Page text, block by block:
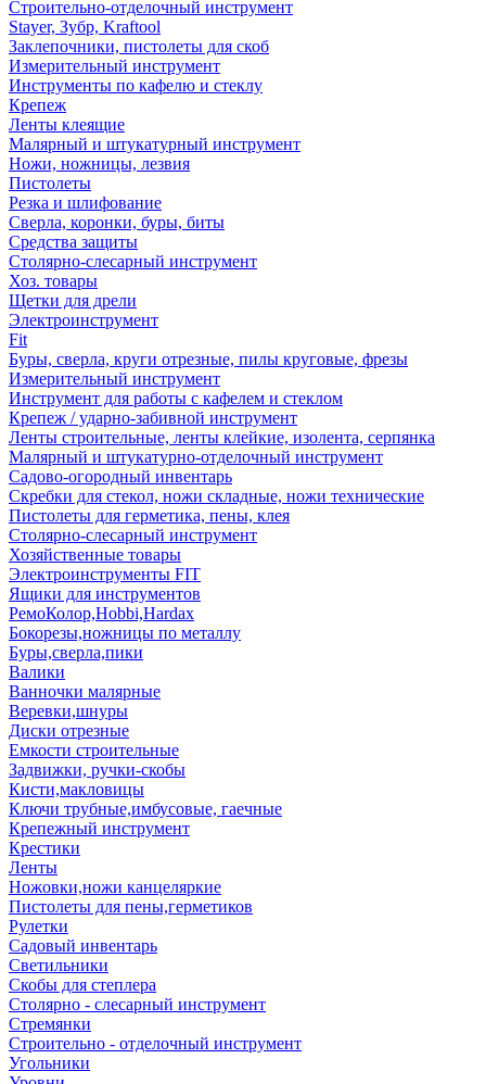
Строительно-отделочный инструмент
Stayer, Зубр, Kraftool
Заклепочники, пистолеты для скоб
Измерительный инструмент
Инструменты по кафелю и стеклу
Крепеж
Ленты клеящие
Малярный и штукатурный инструмент
Ножи, ножницы, лезвия
Пистолеты
Резка и шлифование
Сверла, коронки, буры, биты
Средства защиты
Столярно-слесарный инструмент
Хоз. товары
Щетки для дрели
Электроинструмент
Fit
Буры, сверла, круги отрезные, пилы круговые, фрезы
Измерительный инструмент
Инструмент для работы с кафелем и стеклом
Крепеж / ударно-забивной инструмент
Ленты строительные, ленты клейкие, изолента, серпянка
Малярный и штукатурно-отделочный инструмент
Садово-огородный инвентарь
Скребки для стекол, ножи складные, ножи технические
Пистолеты для герметика, пены, клея
Столярно-слесарный инструмент
Хозяйственные товары
Электроинструменты FIT
Ящики для инструментов
РемоКолор,Hobbi,Hardax
Бокорезы,ножницы по металлу
Буры,сверла,пики
Валики
Ванночки малярные
Веревки,шнуры
Диски отрезные
Емкости строительные
Задвижки, ручки-скобы
Кисти,макловицы
Ключи трубные,имбусовые, гаечные
Крепежный инструмент
Крестики
Ленты
Ножовки,ножи канцеляркие
Пистолеты для пены,герметиков
Рулетки
Садовый инвентарь
Светильники
Скобы для степлера
Столярно - слесарный инструмент
Стремянки
Строительно - отделочный инструмент
Угольники